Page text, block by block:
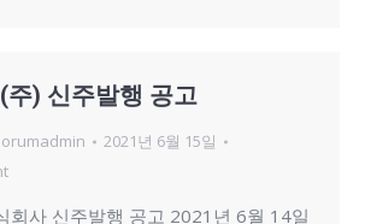
주) 신주발행 공고
2021년 6월 15일
회사 신주발행 공고 2021년 6월 14일